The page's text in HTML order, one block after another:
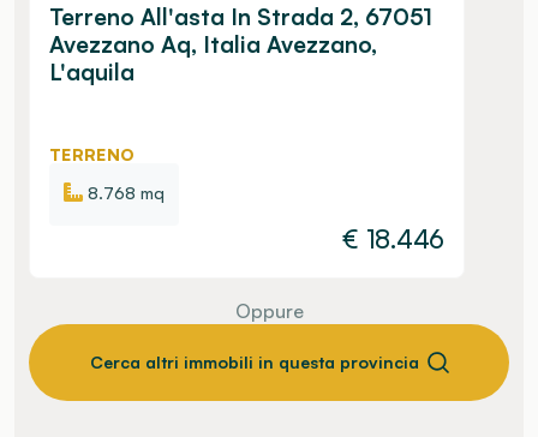
Terreno All'asta In Strada 2, 67051
Avezzano Aq, Italia Avezzano,
L'aquila
TERRENO
8.768 mq
€ 18.446
Oppure
Cerca altri immobili in questa provincia